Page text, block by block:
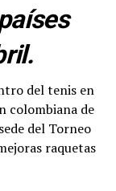
del tenis en
colombiana de
del Torneo
raquetas